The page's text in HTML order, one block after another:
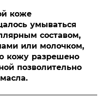
коже
умываться
составом,
или молочком,
кожу разрешено
позволительно